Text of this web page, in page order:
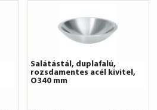
Salátástál, duplafalú,
rozsdamentes acél kivitel,
O340 mm